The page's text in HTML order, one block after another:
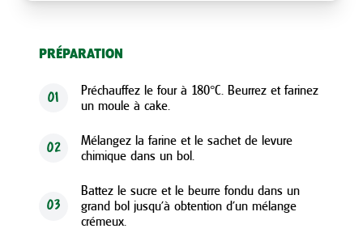
PRÉPARATION
01
Préchauffez le four à 180°C. Beurrez et farinez
un moule à cake.
02
Mélangez la farine et le sachet de levure
chimique dans un bol.
03
Battez le sucre et le beurre fondu dans un
grand bol jusqu'à obtention d'un mélange
crémeux.